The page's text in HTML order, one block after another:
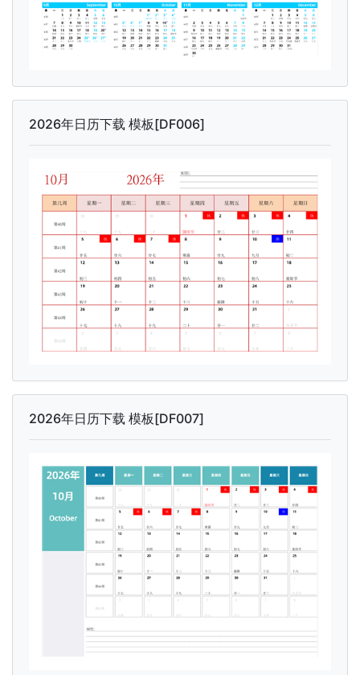
2026年日历下载 模板[DF006]
2026年日历下载 模板[DF007]